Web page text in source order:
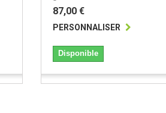
87,00 €
PERSONNALISER
Disponible